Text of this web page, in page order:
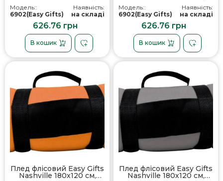
Модель::
6902(Easy Gifts)
Наявність:
на складі
626.76 грн
В кошик
Модель::
6902(Easy Gifts)
Наявність:
на складі
626.76 грн
В кошик
Плед флісовий Easy Gifts
Nashville 180х120 см,
Плед флісовий Easy Gifts
Nashville 180х120 см,